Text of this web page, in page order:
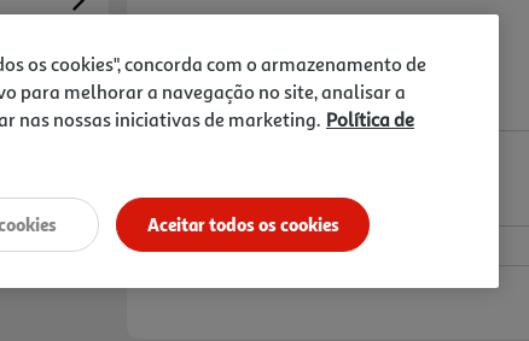
Next
19,80 €
Notas de preparação
os cookies", concorda com o armazenamento de
para melhorar a navegação no site, analisar a
nas nossas iniciativas de marketing. Política de
Aceitar todos os cookies